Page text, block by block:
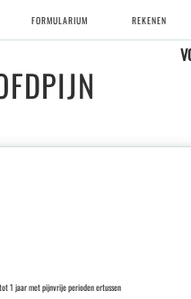
FORMULARIUM REKENEN
1 jaar met pijnvrije perioden ertussen